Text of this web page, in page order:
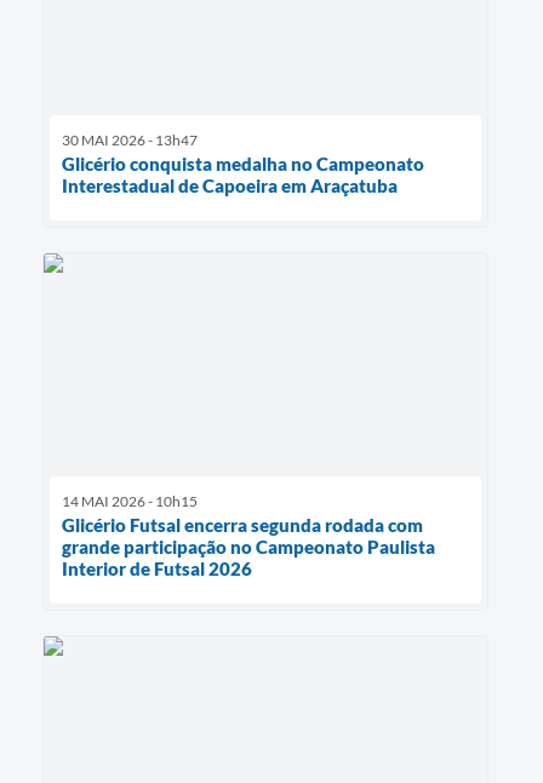
30 MAI 2026 - 13h47
Glicério conquista medalha no Campeonato
Interestadual de Capoeira em Araçatuba
14 MAI 2026 - 10h15
Glicério Futsal encerra segunda rodada com
grande participação no Campeonato Paulista
Interior de Futsal 2026